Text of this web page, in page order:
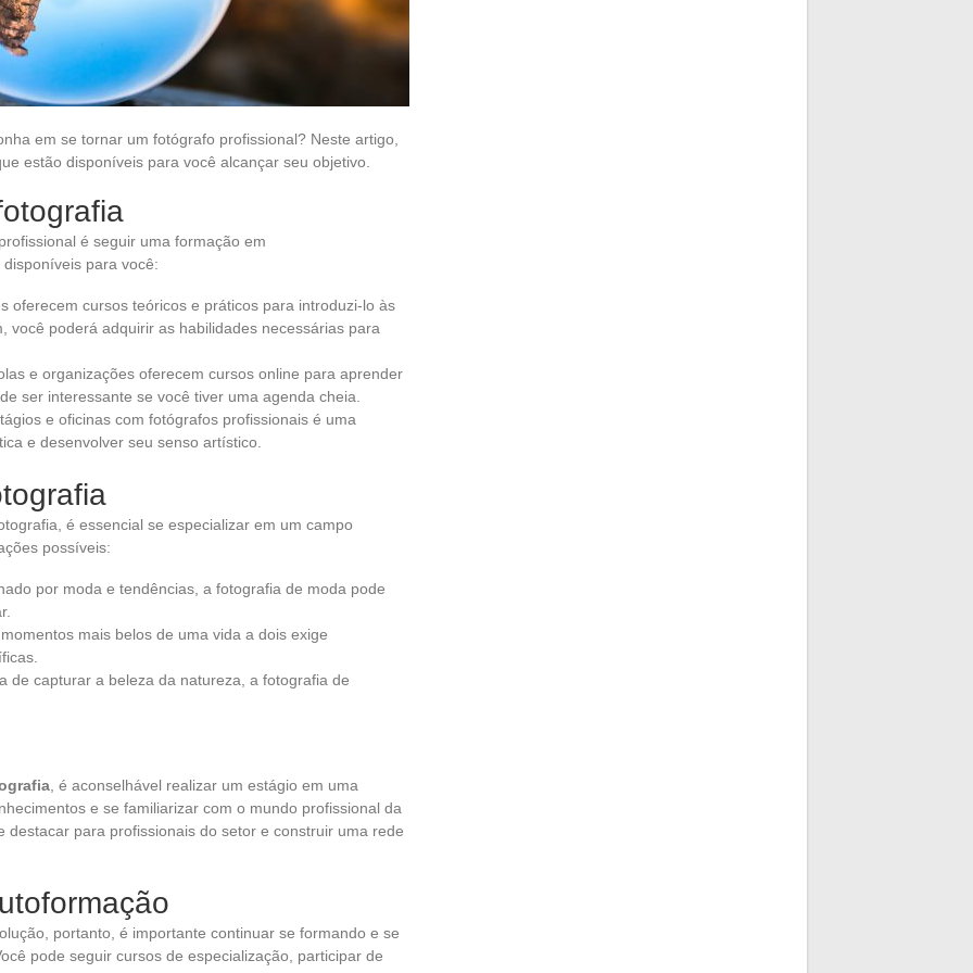
em se tornar um fotógrafo profissional? Neste artigo,
estão disponíveis para você alcançar seu objetivo.
é seguir uma formação em
para você:
oferecem cursos teóricos e práticos para introduzi-lo às
você poderá adquirir as habilidades necessárias para
e organizações oferecem cursos online para aprender
ser interessante se você tiver uma agenda cheia.
e oficinas com fotógrafos profissionais é uma
e desenvolver seu senso artístico.
é essencial se especializar em um campo
possíveis:
por moda e tendências, a fotografia de moda pode
mais belos de uma vida a dois exige
de capturar a beleza da natureza, a fotografia de
, é aconselhável realizar um estágio em uma
e se familiarizar com o mundo profissional da
para profissionais do setor e construir uma rede
portanto, é importante continuar se formando e se
pode seguir cursos de especialização, participar de